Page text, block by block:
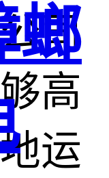
司
高
运
螂